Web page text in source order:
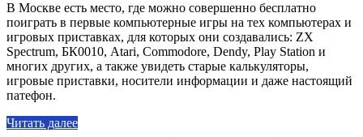
В Москве есть место, где можно совершенно бесплатно
поиграть в первые компьютерные игры на тех компьютерах и
игровых приставках, для которых они создавались: ZX
Spectrum, БК0010, Atari, Commodore, Dendy, Play Station и
многих других, а также увидеть старые калькуляторы,
игровые приставки, носители информации и даже настоящий
патефон.
Читать далее